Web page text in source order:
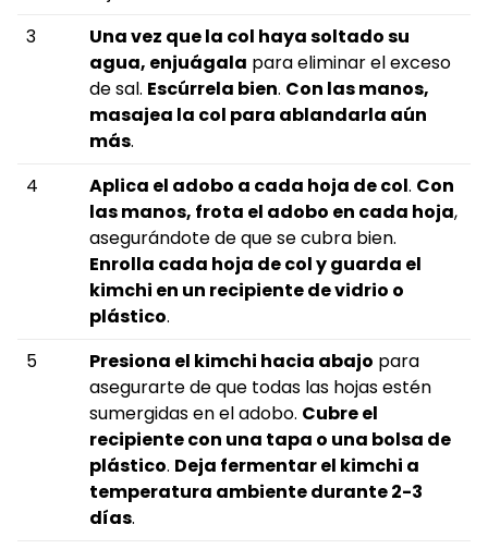
3
Una vez que la col haya soltado su
agua, enjuágala para eliminar el exceso
de sal. Escúrrela bien. Con las manos,
masajea la col para ablandarla aún
más.
4
Aplica el adobo a cada hoja de col. Con
las manos, frota el adobo en cada hoja,
asegurándote de que se cubra bien.
Enrolla cada hoja de col y guarda el
kimchi en un recipiente de vidrio o
plástico.
5
Presiona el kimchi hacia abajo para
asegurarte de que todas las hojas estén
sumergidas en el adobo. Cubre el
recipiente con una tapa o una bolsa de
plástico. Deja fermentar el kimchi a
temperatura ambiente durante 2-3
días.